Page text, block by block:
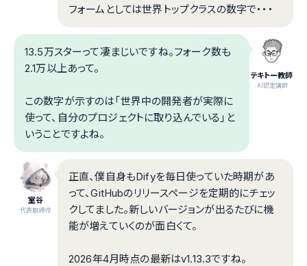
フォームとしては世界トップクラスの数字で・・・
テキトー教師
.AI認定講師
13.5万スターって凄まじいですね。フォーク数も
2.1万以上あって。
この数字が示すのは「世界中の開発者が実際に
使って、自分のプロジェクトに取り込んでいる」と
いうことですよね。
室谷
代表取締役
正直、僕自身もDifyを毎日使っていた時期があ
って、GitHubのリリースページを定期的にチェッ
クしてました。新しいバージョンが出るたびに機
能が増えていくのが面白くて。
2026年4月時点の最新はv1.13.3ですね。